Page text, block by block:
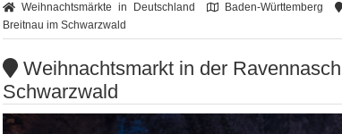
Weihnachtsmärkte in Deutschland Baden-Württemberg
Breitnau im Schwarzwald
Weihnachtsmarkt in der
Schwarzwald